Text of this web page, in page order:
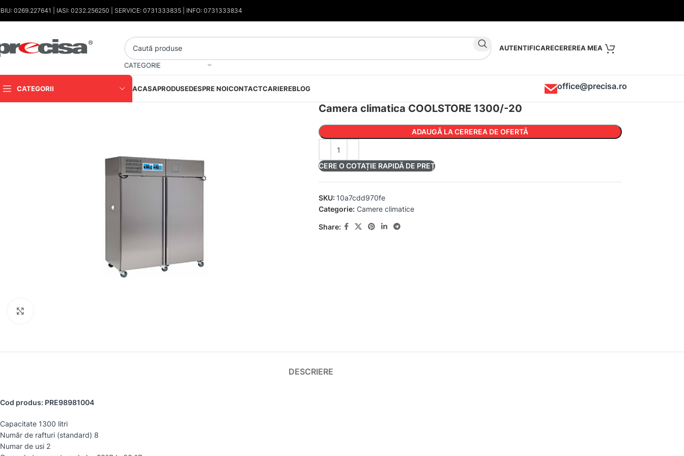
0269.227641 | IASI: 0232.256250 | SERVICE: 0731333835 | INFO: 0731333834
CATEGORIE
AUTENTIFICARE
CATEGORII ACASAPRODUSEDESPRE NOICONTACTCARIEREBLOG office@precisa.ro
Camera climatica COOLSTORE 1300/-20
ADAUGĂ LA CEREREA DE OFERTĂ
CERE O COTAȚIE RAPIDĂ DE PREȚ
SKU: 10a7cdd970fe
Categorie: Camere climatice
Share:
DESCRIERE
Cod produs: PRE98981004
Capacitate 1300 litri
Număr de rafturi (standard) 8
Numar de usi 2